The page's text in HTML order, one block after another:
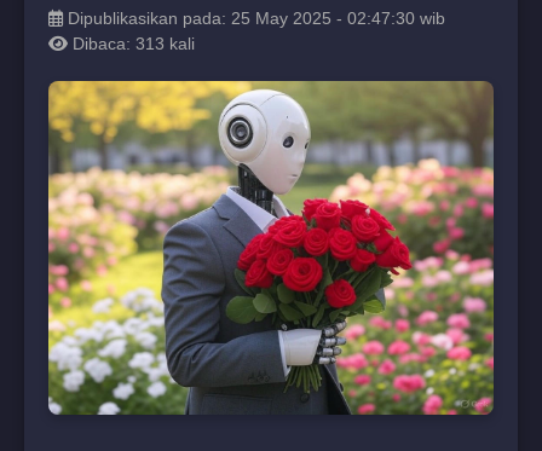
Dipublikasikan pada: 25 May 2025 - 02:47:30 wib
Dibaca: 313 kali